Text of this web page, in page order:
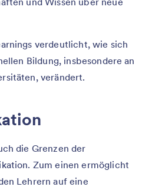
verdeutlicht, wie sich
Bildung, insbesondere an
verändert.
die Grenzen der
Zum einen ermöglicht
Lehrern auf eine